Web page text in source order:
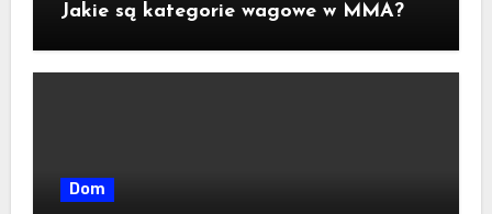
Jakie są kategorie wagowe w MMA?
Dom